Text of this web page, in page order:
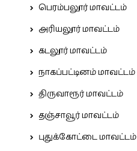
பெரம்பலூர் மாவட்டம்
அரியலூர் மாவட்டம்
கடலூர் மாவட்டம்
நாகப்பட்டினம் மாவட்டம்
திருவாரூர் மாவட்டம்
தஞ்சாவூர் மாவட்டம்
புதுக்கோட்டை மாவட்டம்